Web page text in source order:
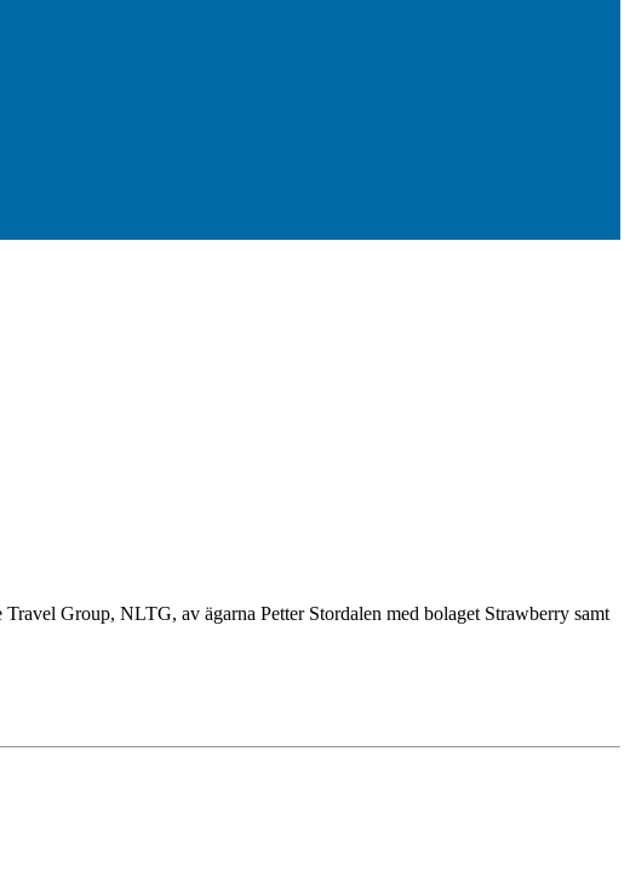
Group, NLTG, av ägarna Petter Stordalen med bolaget Strawberry samt